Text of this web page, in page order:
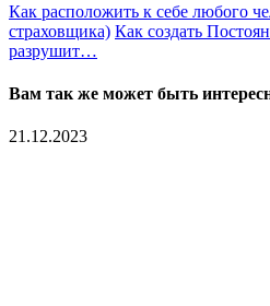
Как расположить к себе любого
страховщика) Как создать
разрушит…
Вам так же может быть
21.12.2023